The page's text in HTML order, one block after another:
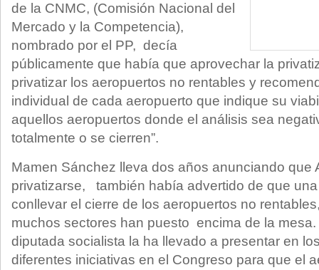
de la CNMC, (Comisión Nacional del
Mercado y la Competencia),
nombrado por el PP, decía
públicamente que había que aprovechar la
privatizar los aeropuertos no rentables y
individual de cada aeropuerto que indique su
aquellos aeropuertos donde el análisis sea
totalmente o se cierren”.
Mamen Sánchez lleva dos años anunciando que
privatizarse, también había advertido de que
conllevar el cierre de los aeropuertos no
muchos sectores han puesto encima de la
diputada socialista la ha llevado a presentar en
diferentes iniciativas en el Congreso para que el